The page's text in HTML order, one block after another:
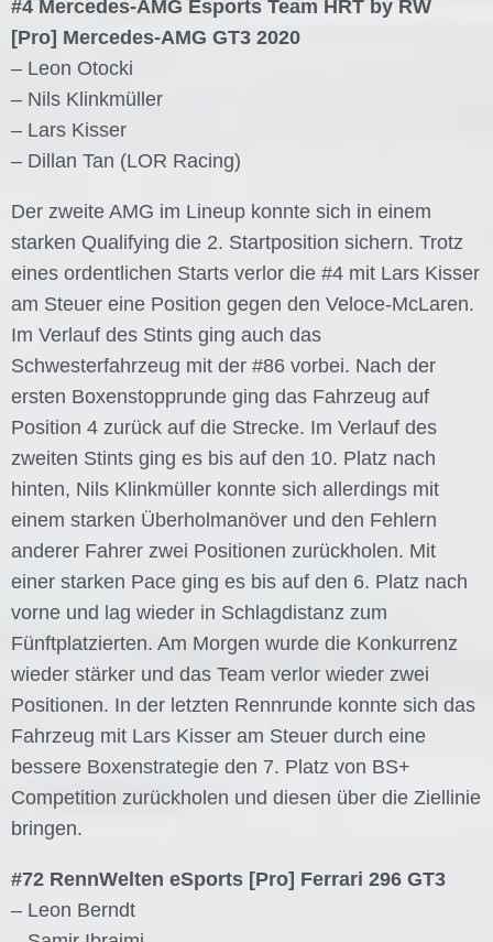
#4 Mercedes-AMG Esports Team HRT by RW
[Pro] Mercedes-AMG GT3 2020
– Leon Otocki
– Nils Klinkmüller
– Lars Kisser
– Dillan Tan (LOR Racing)
Der zweite AMG im Lineup konnte sich in einem
starken Qualifying die 2. Startposition sichern. Trotz
eines ordentlichen Starts verlor die #4 mit Lars Kisser
am Steuer eine Position gegen den Veloce-McLaren.
Im Verlauf des Stints ging auch das
Schwesterfahrzeug mit der #86 vorbei. Nach der
ersten Boxenstopprunde ging das Fahrzeug auf
Position 4 zurück auf die Strecke. Im Verlauf des
zweiten Stints ging es bis auf den 10. Platz nach
hinten, Nils Klinkmüller konnte sich allerdings mit
einem starken Überholmanöver und den Fehlern
anderer Fahrer zwei Positionen zurückholen. Mit
einer starken Pace ging es bis auf den 6. Platz nach
vorne und lag wieder in Schlagdistanz zum
Fünftplatzierten. Am Morgen wurde die Konkurrenz
wieder stärker und das Team verlor wieder zwei
Positionen. In der letzten Rennrunde konnte sich das
Fahrzeug mit Lars Kisser am Steuer durch eine
bessere Boxenstrategie den 7. Platz von BS+
Competition zurückholen und diesen über die Ziellinie
bringen.
#72 RennWelten eSports [Pro] Ferrari 296 GT3
– Leon Berndt